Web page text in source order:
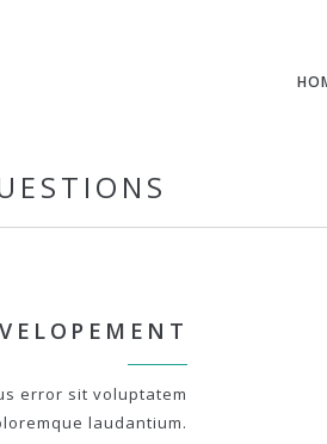
error sit voluptatem
laudantium.